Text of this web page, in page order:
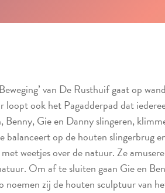
van De Rusthuif gaat op
loopt ook het Pagadderpad dat
Benny, Gie en Danny slingeren,
balanceert op de houten slingerbrug
weetjes over de natuur. Ze
Om af te sluiten gaan Gie en
zij de houten sculptuur van